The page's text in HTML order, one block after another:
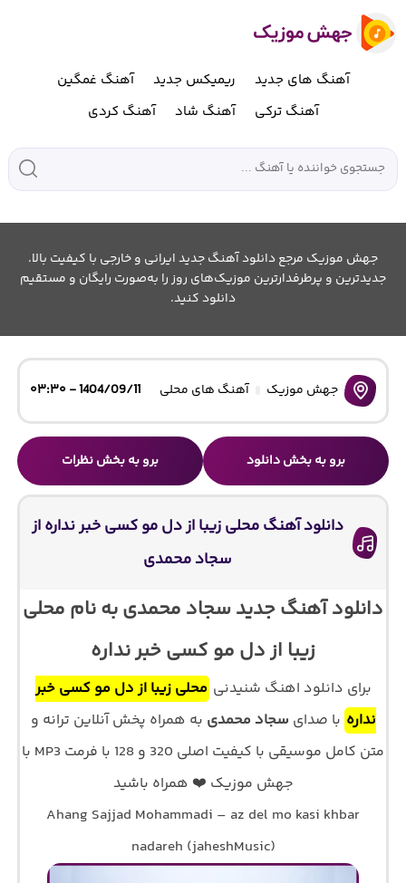
آهنگ های جدید ریمیکس جدید
آهنگ غمگین
آهنگ ترکی
آهنگ شاد آهنگ کردی
جهش موزیک مرجع دانلود آهنگ جدید ایرانی و خارجی با کیفیت بالا.
جدیدترین و پرطرفدارترین موزیک‌های روز را به‌صورت رایگان و مستقیم
دانلود کنید.
جهش موزیک آهنگ های محلی 1404/09/11 - ۰۳:۳۰
برو به بخش دانلود برو به بخش نظرات
دانلود آهنگ محلی زیبا از دل مو کسی خبر نداره از
سجاد محمدی
دانلود آهنگ جدید سجاد محمدی به نام محلی
زیبا از دل مو کسی خبر نداره
برای دانلود اهنگ شنیدنی محلی زیبا از دل مو کسی خبر
نداره با صدای سجاد محمدی به همراه پخش آنلاین ترانه و
متن کامل موسیقی با کیفیت اصلی 320 و 128 با فرمت MP3 با
جهش موزیک ❤️ همراه باشید
Ahang Sajjad Mohammadi – az del mo kasi khbar
nadareh (jaheshMusic)